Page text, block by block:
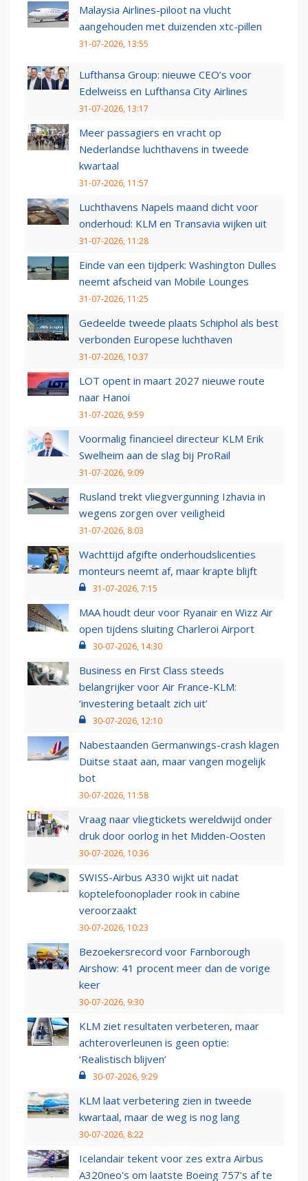
Malaysia Airlines-piloot na vlucht
aangehouden met duizenden xtc-pillen
31-07-2026, 13:55
Lufthansa Group: nieuwe CEO’s voor
Edelweiss en Lufthansa City Airlines
31-07-2026, 13:17
Meer passagiers en vracht op
Nederlandse luchthavens in tweede
kwartaal
31-07-2026, 11:57
Luchthavens Napels maand dicht voor
onderhoud: KLM en Transavia wijken uit
31-07-2026, 11:28
Einde van een tijdperk: Washington Dulles
neemt afscheid van Mobile Lounges
31-07-2026, 11:25
Gedeelde tweede plaats Schiphol als best
verbonden Europese luchthaven
31-07-2026, 10:37
LOT opent in maart 2027 nieuwe route
naar Hanoi
31-07-2026, 9:59
Voormalig financieel directeur KLM Erik
Swelheim aan de slag bij ProRail
31-07-2026, 9:09
Rusland trekt vliegvergunning Izhavia in
wegens zorgen over veiligheid
31-07-2026, 8:03
Wachttijd afgifte onderhoudslicenties
monteurs neemt af, maar krapte blijft
31-07-2026, 7:15
MAA houdt deur voor Ryanair en Wizz Air
open tijdens sluiting Charleroi Airport
30-07-2026, 14:30
Business en First Class steeds
belangrijker voor Air France-KLM:
‘investering betaalt zich uit’
30-07-2026, 12:10
Nabestaanden Germanwings-crash klagen
Duitse staat aan, maar vangen mogelijk
bot
30-07-2026, 11:58
Vraag naar vliegtickets wereldwijd onder
druk door oorlog in het Midden-Oosten
30-07-2026, 10:36
SWISS-Airbus A330 wijkt uit nadat
koptelefoonoplader rook in cabine
veroorzaakt
30-07-2026, 10:23
Bezoekersrecord voor Farnborough
Airshow: 41 procent meer dan de vorige
keer
30-07-2026, 9:30
KLM ziet resultaten verbeteren, maar
achteroverleunen is geen optie:
‘Realistisch blijven’
30-07-2026, 9:29
KLM laat verbetering zien in tweede
kwartaal, maar de weg is nog lang
30-07-2026, 8:22
Icelandair tekent voor zes extra Airbus
A320neo's om laatste Boeing 757's af te